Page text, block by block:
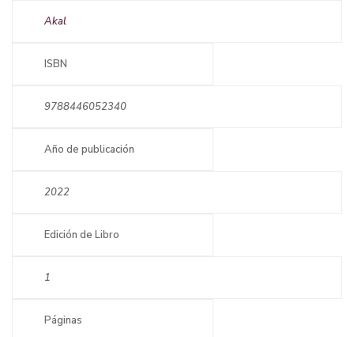
Akal
ISBN
9788446052340
Año de publicación
2022
Edición de Libro
1
Páginas